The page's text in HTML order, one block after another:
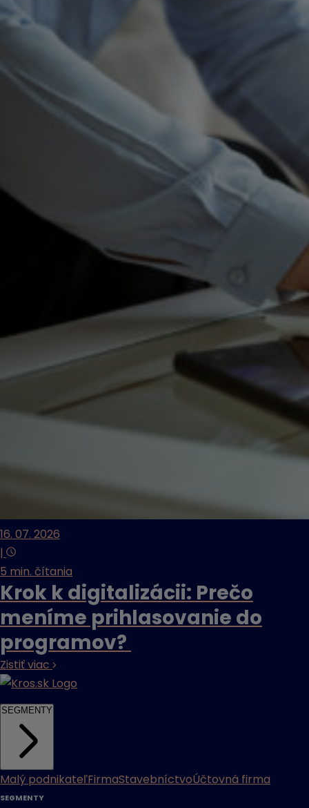
16. 07. 2026
|
5 min. čítania
Krok k digitalizácii: Prečo
meníme prihlasovanie do
programov?
Zistiť viac
SEGMENTY
Malý podnikateľFirmaStavebníctvoÚčtovná firma
SEGMENTY